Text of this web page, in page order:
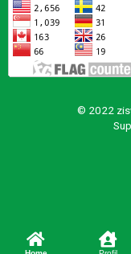
© 2022